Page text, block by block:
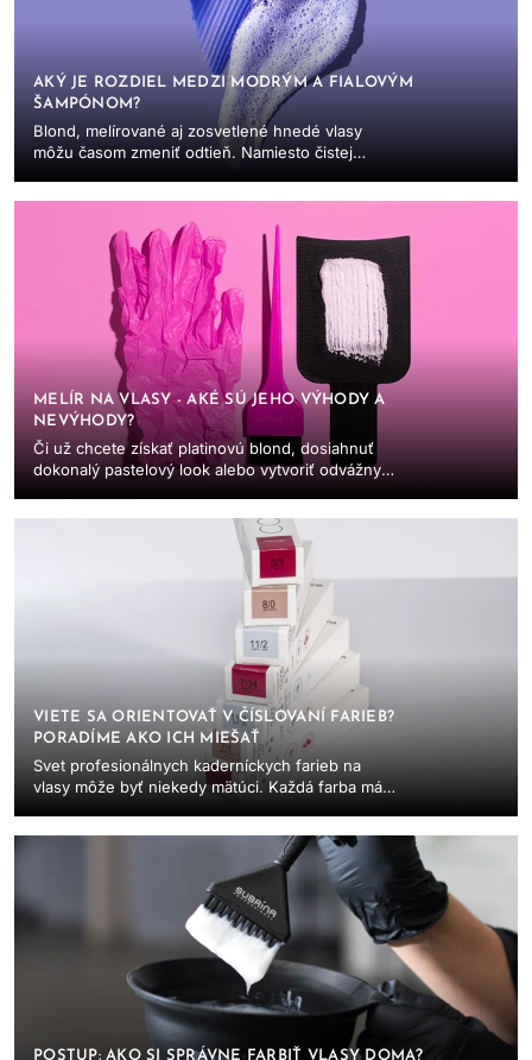
AKÝ JE ROZDIEL MEDZI MODRÝM A FIALOVÝM
ŠAMPÓNOM?
Blond, melírované aj zosvetlené hnedé vlasy
môžu časom zmeniť odtieň. Namiesto čistej
MELÍR NA VLASY - AKÉ SÚ JEHO VÝHODY A
NEVÝHODY?
Či už chcete získať platinovú blond, dosiahnuť
dokonalý pastelový look alebo vytvoriť odvážny
VIETE SA ORIENTOVAŤ V ČÍSLOVANÍ FARIEB?
PORADÍME AKO ICH MIEŠAŤ
Svet profesionálnych kaderníckych farieb na
vlasy môže byť niekedy mätúci. Každá farba má
POSTUP: AKO SI SPRÁVNE FARBIŤ VLASY DOMA?